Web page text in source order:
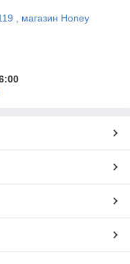
, магазин Honey